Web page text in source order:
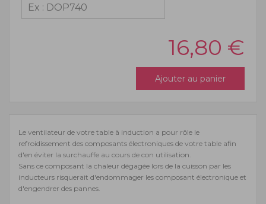
16,80 €
Ajouter au panier
Le ventilateur de votre table à induction a pour rôle le
refroidissement des composants électroniques de votre table afin
d'en éviter la surchauffe au cours de con utilisation.
Sans ce composant la chaleur dégagée lors de la cuisson par les
inducteurs risquerait d'endommager les composant électronique et
d'engendrer des pannes.